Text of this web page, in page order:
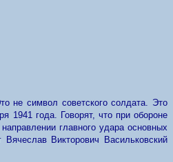
не символ советского солдата. Это
1941 года. Говорят, что при обороне
главного удара основных
Викторович Васильковский